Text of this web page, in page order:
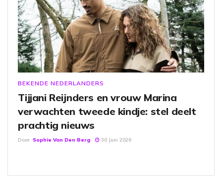
BEKENDE NEDERLANDERS
Tijjani Reijnders en vrouw Marina
verwachten tweede kindje: stel deelt
prachtig nieuws
Door Sophie Van Den Berg 30 Juni 2026